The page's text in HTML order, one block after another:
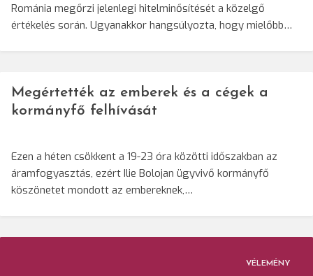
Románia megőrzi jelenlegi hitelminősítését a közelgő
értékelés során. Ugyanakkor hangsúlyozta, hogy mielőbb…
Megértették az emberek és a cégek a
kormányfő felhívását
Ezen a héten csökkent a 19-23 óra közötti időszakban az
áramfogyasztás, ezért Ilie Bolojan ügyvivő kormányfő
köszönetet mondott az embereknek,…
VÉLEMÉNY